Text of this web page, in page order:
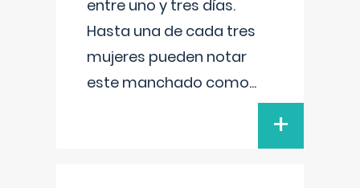
entre uno y tres días.
Hasta una de cada tres
mujeres pueden notar
este manchado como...
+